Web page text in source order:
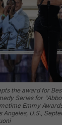
the award for
Series for
Emmy
U.S.,